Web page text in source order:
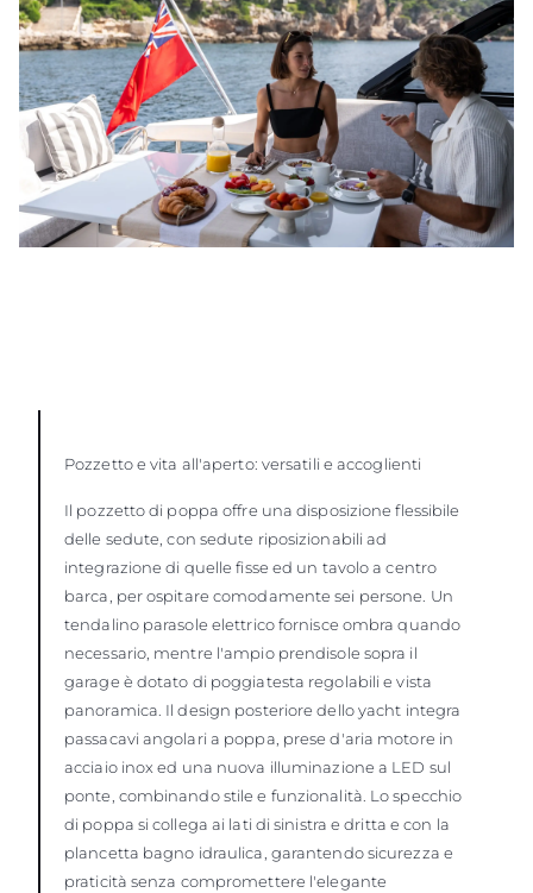
Pozzetto e vita all'aperto: versatili e accoglienti
Il pozzetto di poppa offre una disposizione flessibile
delle sedute, con sedute riposizionabili ad
integrazione di quelle fisse ed un tavolo a centro
barca, per ospitare comodamente sei persone. Un
tendalino parasole elettrico fornisce ombra quando
necessario, mentre l'ampio prendisole sopra il
garage è dotato di poggiatesta regolabili e vista
panoramica. Il design posteriore dello yacht integra
passacavi angolari a poppa, prese d'aria motore in
acciaio inox ed una nuova illuminazione a LED sul
ponte, combinando stile e funzionalità. Lo specchio
di poppa si collega ai lati di sinistra e dritta e con la
plancetta bagno idraulica, garantendo sicurezza e
praticità senza compromettere l'elegante